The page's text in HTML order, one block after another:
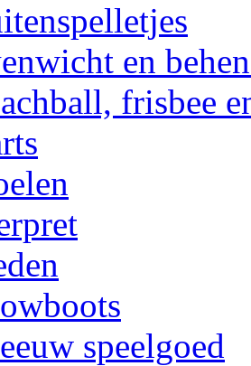
en
frisbee
speelgoed